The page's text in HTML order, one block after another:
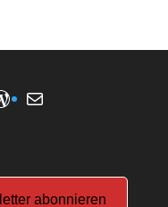
E-Mail
abonnieren